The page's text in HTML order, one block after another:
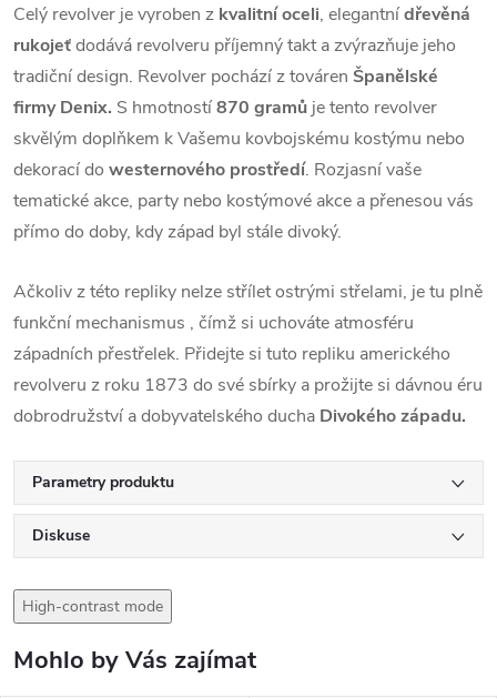
Celý revolver je vyroben z kvalitní oceli, elegantnídřevěná
rukojeťdodává revolveru příjemný takt a zvýrazňuje jeho
tradiční design. Revolver pochází z továren Španělské
firmy Denix. S hmotností870 gramů je tento revolver
skvělým doplňkem k Vašemu kovbojskému kostýmu nebo
dekorací do westernového prostředí. Rozjasní vaše
tematické akce, party nebo kostýmové akce a přenesou vás
přímo do doby, kdy západ byl stále divoký.
Ačkoliv z této repliky nelze střílet ostrými střelami, je tu plně
funkční mechanismus , čímž si uchováte atmosféru
západních přestřelek. Přidejte si tuto repliku amerického
revolveru z roku 1873 do své sbírky a prožijte si dávnou éru
dobrodružství a dobyvatelského ducha Divokého západu.
Parametry produktu
Diskuse
High-contrast mode
Mohlo by Vás zajímat